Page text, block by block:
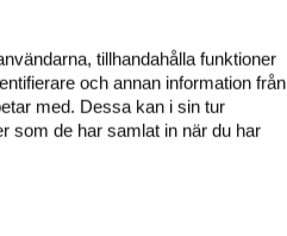
tillhandahålla funktioner
och annan information från
med. Dessa kan i sin tur
som de har samlat in när du har